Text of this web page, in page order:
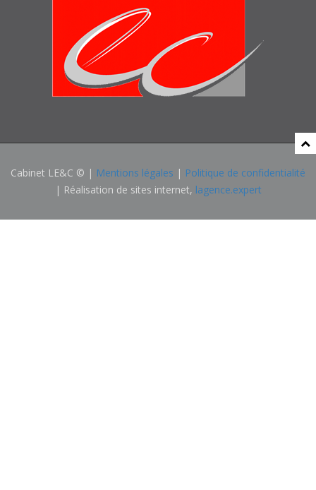
Cabinet LE&C © | Mentions légales | Politique de confidentialité
| Réalisation de sites internet, lagence.expert